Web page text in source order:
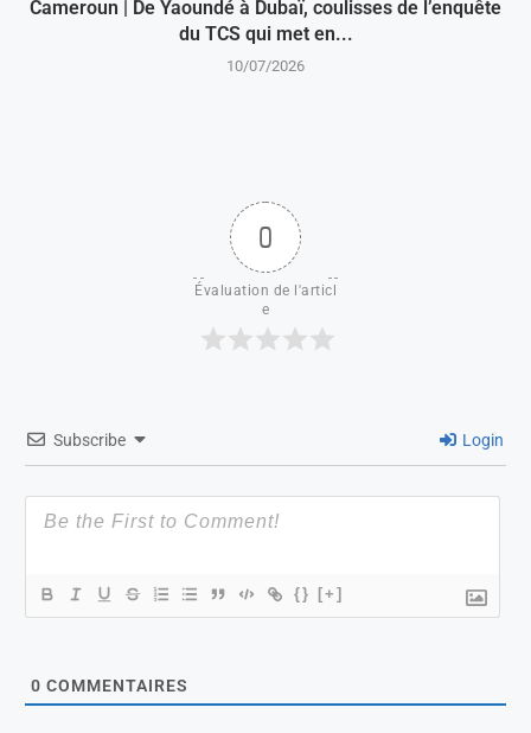
Cameroun | De Yaoundé à Dubaï, coulisses de l’enquête
du TCS qui met en...
10/07/2026
0
Évaluation de l'articl
e
Subscribe Login
{} [+]
0 COMMENTAIRES